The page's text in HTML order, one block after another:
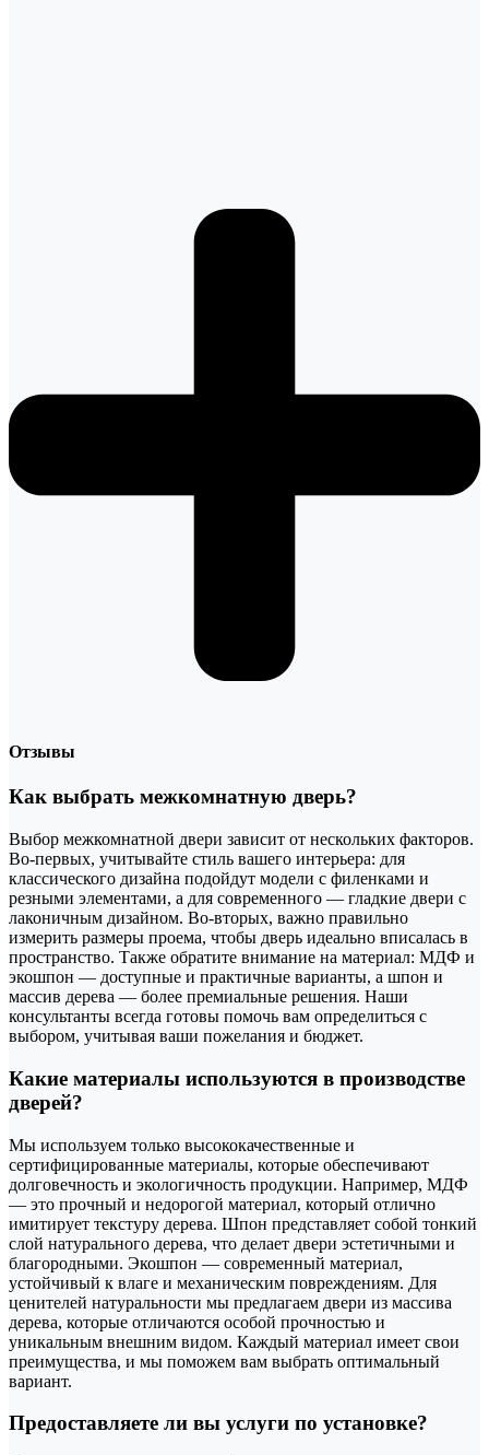
Отзывы
Как выбрать межкомнатную дверь?
Выбор межкомнатной двери зависит от нескольких факторов.
Во-первых, учитывайте стиль вашего интерьера: для
классического дизайна подойдут модели с филенками и
резными элементами, а для современного — гладкие двери с
лаконичным дизайном. Во-вторых, важно правильно
измерить размеры проема, чтобы дверь идеально вписалась в
пространство. Также обратите внимание на материал: МДФ и
экошпон — доступные и практичные варианты, а шпон и
массив дерева — более премиальные решения. Наши
консультанты всегда готовы помочь вам определиться с
выбором, учитывая ваши пожелания и бюджет.
Какие материалы используются в производстве
дверей?
Мы используем только высококачественные и
сертифицированные материалы, которые обеспечивают
долговечность и экологичность продукции. Например, МДФ
— это прочный и недорогой материал, который отлично
имитирует текстуру дерева. Шпон представляет собой тонкий
слой натурального дерева, что делает двери эстетичными и
благородными. Экошпон — современный материал,
устойчивый к влаге и механическим повреждениям. Для
ценителей натуральности мы предлагаем двери из массива
дерева, которые отличаются особой прочностью и
уникальным внешним видом. Каждый материал имеет свои
преимущества, и мы поможем вам выбрать оптимальный
вариант.
Предоставляете ли вы услуги по установке?